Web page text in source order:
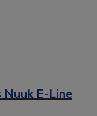
Nuuk E-Line